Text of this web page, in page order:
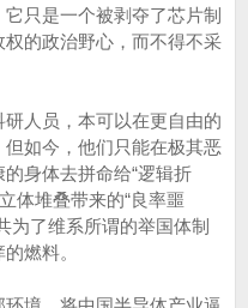
只是一个被剥夺了芯片制
的政治野心，而不得不采
人员，本可以在更自由的
如今，他们只能在极其恶
身体去拼命给“逻辑折
体堆叠带来的“良率噩
为了维系所谓的举国体制
燃料。